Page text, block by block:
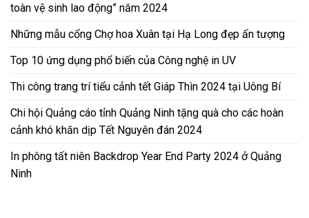
toàn vệ sinh lao động” năm 2024
Những mẫu cổng Chợ hoa Xuân tại Hạ Long đẹp ấn tượng
Top 10 ứng dụng phổ biến của Công nghệ in UV
Thi công trang trí tiểu cảnh tết Giáp Thìn 2024 tại Uông Bí
Chi hội Quảng cáo tỉnh Quảng Ninh tặng quà cho các hoàn
cảnh khó khăn dịp Tết Nguyên đán 2024
In phông tất niên Backdrop Year End Party 2024 ở Quảng
Ninh